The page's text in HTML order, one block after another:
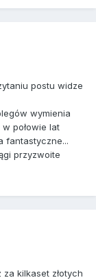
postu widze
wymienia
połowie lat
fantastyczne...
przyzwoite
kilkaset złotych